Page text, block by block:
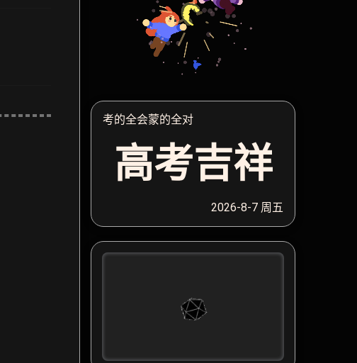
考的全会蒙的全对
高考吉祥
2026-8-7 周五